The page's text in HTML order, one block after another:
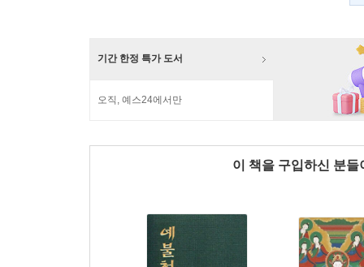
기간 한정 특가 도서
오직, 예스24에서만
이 책을 구입하신 분